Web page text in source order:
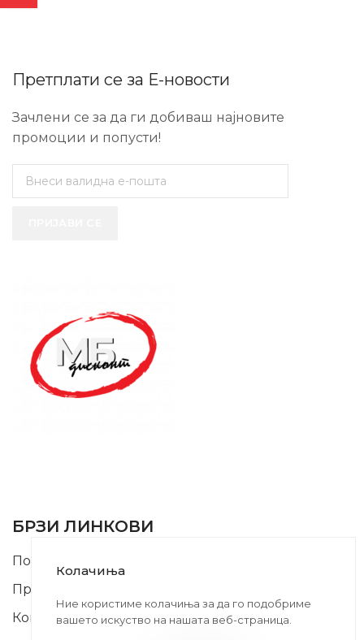
Претплати се за Е-новости
Зачлени се за да ги добиваш најновите
промоции и попусти!
БРЗИ ЛИНКОВИ
Почетна
Производи
Контакт
Колачиња
Ние користиме колачиња за да го подобриме
вашето искуство на нашата веб-страница.